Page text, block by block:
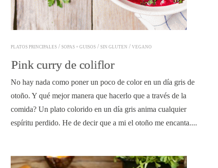
PLATOS PRINCIPALES /SOPAS + GUISOS /SIN GLUTEN /VEGANO
Pink curry de coliflor
No hay nada como poner un poco de color en un día gris de
otoño. Y qué mejor manera que hacerlo que a través de la
comida? Un plato colorido en un día gris anima cualquier
espíritu perdido. He de decir que a mi el otoño me encanta....